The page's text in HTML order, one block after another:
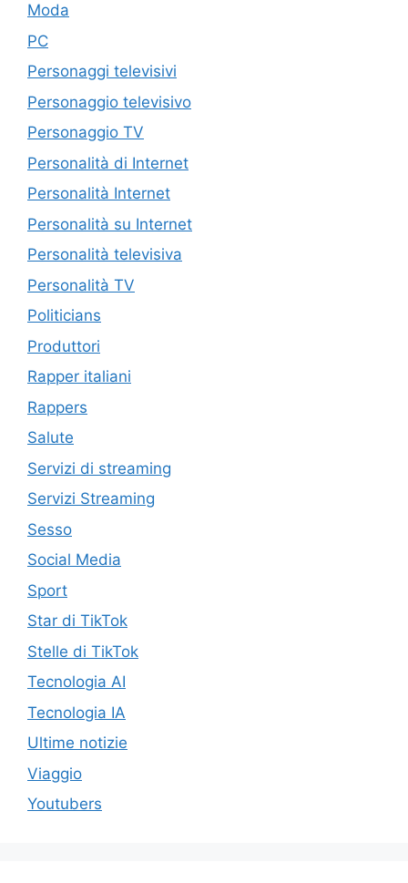
Moda
PC
Personaggi televisivi
Personaggio televisivo
Personaggio TV
Personalità di Internet
Personalità Internet
Personalità su Internet
Personalità televisiva
Personalità TV
Politicians
Produttori
Rapper italiani
Rappers
Salute
Servizi di streaming
Servizi Streaming
Sesso
Social Media
Sport
Star di TikTok
Stelle di TikTok
Tecnologia AI
Tecnologia IA
Ultime notizie
Viaggio
Youtubers